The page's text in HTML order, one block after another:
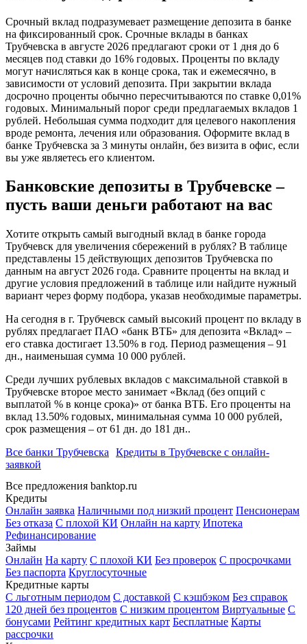
Срочный вклад подразумевает размещение депозита в банке
на фиксированный срок. Срочные вклады в банках
Трубчевска в августе 2026 предлагают сроки от 1 дня до 6
месяцев под ставки до 16% годовых. Проценты по вкладу
могут начисляться как в конце срока, так и ежемесячно, в
зависимости от условий депозита. При закрытии вклада
досрочно проценты обычно пересчитываются по ставке 0,01%
годовых. Минимальный порог среди предлагаемых вкладов 1
рублей. Небольшая сумма подходит для целевого накопления
вроде ремонта, лечения или образования. Оформите вклад в
банке Трубчевска за 3 минуты онлайн, без визита в офис, если
вы уже являетесь его клиентом.
Банковские депозиты в Трубчевске –
пусть ваши деньги работают на вас
Хотите открыть самый выгодный вклад в банке города
Трубчевск для увеличения сбережений в рублях? В таблице
представлены 15 действующих депозитов Трубчевска по
данным на август 2026 года. Сравните проценты на вклад и
другие условия предложений в таблице или найдите нужный
вариант через форму подбора, указав необходимые параметры.
На сегодня в г. Трубчевск самый высокий процент по вкладу в
рублях предлагает ПАО «банк ВТБ» для депозита «Вклад» –
его ставка достигает 13.50% в год. Период размещения – 91
дн., наименьшая сумма 10 000 рублей.
Среди лучших рублевых вкладов с максимальной ставкой в
Трубчевске второе место занимает «Вклад (без опций с
выплатой % в конце срока)» от банка ВТБ. Его проценты на
вклад 13.50% годовых, минимальная сумма 10 000 рублей,
срок размещения – от 61 дн. до 181 дн..
Все банки Трубчевска
Кредиты в Трубчевске с онлайн-
заявкой
Все предложения banktop.ru
Кредиты
Онлайн заявка Наличными под низкий процент Пенсионерам
Без отказа С плохой КИ Онлайн на карту Ипотека
Рефинансирование
Займы
Онлайн На карту С плохой КИ Без проверок С просрочками
Без паспорта Круглосуточные
Кредитные карты
С льготным периодом С доставкой С кэшбэком Без справок
120 дней без процентов С низким процентом Виртуальные С
бонусами Рейтинг кредитных карт Бесплатные Карты
рассрочки